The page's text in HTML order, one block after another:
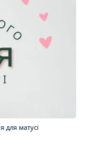
для матусі